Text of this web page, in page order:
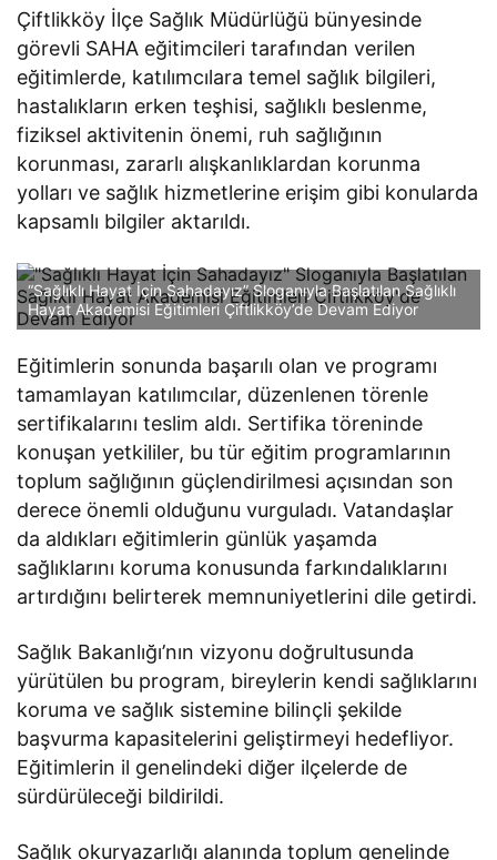
HİZMETTE
Çiftlikköy İlçe Sağlık Müdürlüğü bünyesinde
görevli SAHA eğitimcileri tarafından verilen
eğitimlerde, katılımcılara temel sağlık bilgileri,
hastalıkların erken teşhisi, sağlıklı beslenme,
fiziksel aktivitenin önemi, ruh sağlığının
korunması, zararlı alışkanlıklardan korunma
yolları ve sağlık hizmetlerine erişim gibi konularda
kapsamlı bilgiler aktarıldı.
“Sağlıklı Hayat İçin Sahadayız” Sloganıyla Başlatılan Sağlıklı
Hayat Akademisi Eğitimleri Çiftlikköy’de Devam Ediyor
Eğitimlerin sonunda başarılı olan ve programı
tamamlayan katılımcılar, düzenlenen törenle
sertifikalarını teslim aldı. Sertifika töreninde
konuşan yetkililer, bu tür eğitim programlarının
toplum sağlığının güçlendirilmesi açısından son
derece önemli olduğunu vurguladı. Vatandaşlar
da aldıkları eğitimlerin günlük yaşamda
sağlıklarını koruma konusunda farkındalıklarını
artırdığını belirterek memnuniyetlerini dile getirdi.
Sağlık Bakanlığı’nın vizyonu doğrultusunda
yürütülen bu program, bireylerin kendi sağlıklarını
koruma ve sağlık sistemine bilinçli şekilde
başvurma kapasitelerini geliştirmeyi hedefliyor.
Eğitimlerin il genelindeki diğer ilçelerde de
sürdürüleceği bildirildi.
Sağlık okuryazarlığı alanında toplum genelinde